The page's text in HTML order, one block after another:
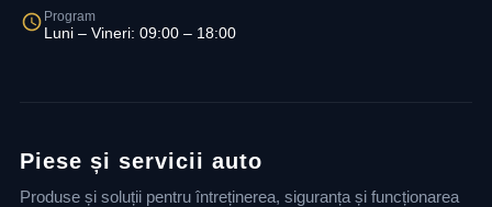
Program
Luni – Vineri: 09:00 – 18:00
Piese și servicii auto
Produse și soluții pentru întreținerea, siguranța și funcționarea